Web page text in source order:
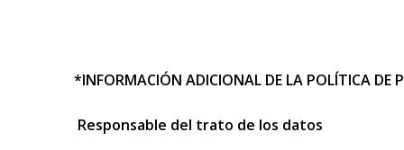
*INFORMACIÓN ADICIONAL DE LA POLÍTICA DE
Responsable del trato de los datos